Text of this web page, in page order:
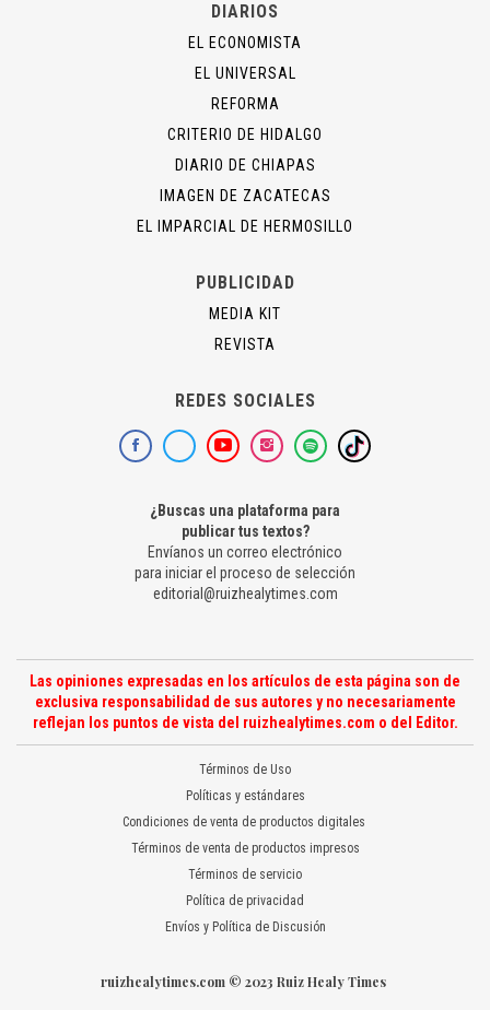
DIARIOS
EL ECONOMISTA
EL UNIVERSAL
REFORMA
CRITERIO DE HIDALGO
DIARIO DE CHIAPAS
IMAGEN DE ZACATECAS
EL IMPARCIAL DE HERMOSILLO
PUBLICIDAD
MEDIA KIT
REVISTA
REDES SOCIALES
¿Buscas una plataforma para
publicar tus textos?
Envíanos un correo electrónico
para iniciar el proceso de selección
editorial@ruizhealytimes.com
Las opiniones expresadas en los artículos de esta página son de
exclusiva responsabilidad de sus autores y no necesariamente
reflejan los puntos de vista del ruizhealytimes.com o del Editor.
Términos de Uso
Políticas y estándares
Condiciones de venta de productos digitales
Términos de venta de productos impresos
Términos de servicio
Política de privacidad
Envíos y Política de Discusión
ruizhealytimes.com © 2023 Ruiz Healy Times